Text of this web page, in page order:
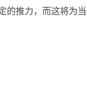
的推力，而这将为